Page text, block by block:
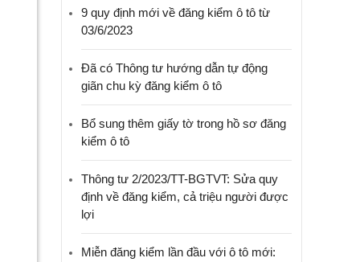
9 quy định mới về đăng kiểm ô tô từ
03/6/2023
Đã có Thông tư hướng dẫn tự động
giãn chu kỳ đăng kiểm ô tô
Bổ sung thêm giấy tờ trong hồ sơ đăng
kiểm ô tô
Thông tư 2/2023/TT-BGTVT: Sửa quy
định về đăng kiểm, cả triệu người được
lợi
Miễn đăng kiểm lần đầu với ô tô mới: